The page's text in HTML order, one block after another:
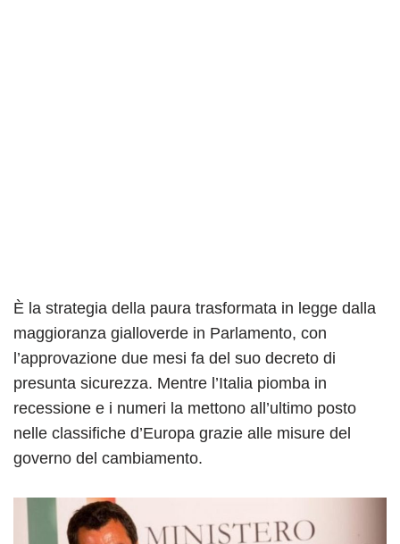
È la strategia della paura trasformata in legge dalla
maggioranza gialloverde in Parlamento, con
l’approvazione due mesi fa del suo decreto di
presunta sicurezza. Mentre l’Italia piomba in
recessione e i numeri la mettono all’ultimo posto
nelle classifiche d’Europa grazie alle misure del
governo del cambiamento.